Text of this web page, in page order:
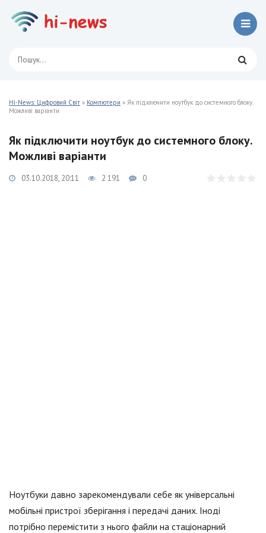
Hi-News: Цифровий Світ » Компютери » Як підключити ноутбук до системного блоку.
Можливі варіанти
Як підключити ноутбук до системного блоку.
Можливі варіанти
03.10.2018, 20:11 2 191 0
Ноутбуки давно зарекомендували себе як універсальні
мобільні пристрої зберігання і передачі даних. Іноді
потрібно перемістити з нього файли на стаціонарний